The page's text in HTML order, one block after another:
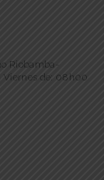
Riobamba-
Viernes de: 08h00